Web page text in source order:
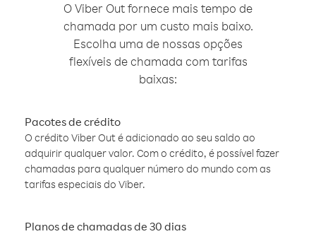
O Viber Out fornece mais tempo de
chamada por um custo mais baixo.
Escolha uma de nossas opções
flexíveis de chamada com tarifas
baixas:
Pacotes de crédito
O crédito Viber Out é adicionado ao seu saldo ao
adquirir qualquer valor. Com o crédito, é possível fazer
chamadas para qualquer número do mundo com as
tarifas especiais do Viber.
Planos de chamadas de 30 dias